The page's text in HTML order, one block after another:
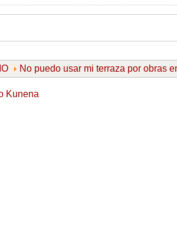
No puedo usar mi terraza por obras
Kunena